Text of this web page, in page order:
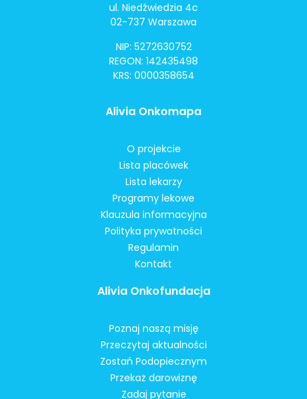
ul. Niedźwiedzia 4c
02-737 Warszawa
NIP: 5272630752
REGON: 142435498
KRS: 0000358654
Alivia Onkomapa
O projekcie
Lista placówek
Lista lekarzy
Programy lekowe
Klauzula informacyjna
Polityka prywatności
Regulamin
Kontakt
Alivia Onkofundacja
Poznaj naszą misję
Przeczytaj aktualności
Zostań Podopiecznym
Przekaż darowiznę
Zadaj pytanie